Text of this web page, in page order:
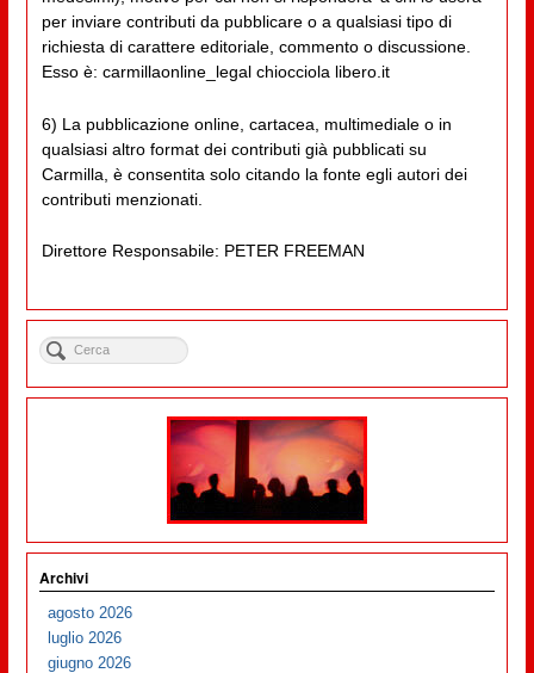
per inviare contributi da pubblicare o a qualsiasi tipo di
richiesta di carattere editoriale, commento o discussione.
Esso è: carmillaonline_legal chiocciola libero.it
6) La pubblicazione online, cartacea, multimediale o in
qualsiasi altro format dei contributi già pubblicati su
Carmilla, è consentita solo citando la fonte egli autori dei
contributi menzionati.
Direttore Responsabile: PETER FREEMAN
Archivi
agosto 2026
luglio 2026
giugno 2026